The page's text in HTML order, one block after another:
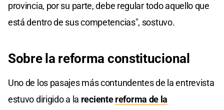
provincia, por su parte, debe regular todo aquello que
está dentro de sus competencias", sostuvo.
Sobre la reforma constitucional
Uno de los pasajes más contundentes de la entrevista
estuvo dirigido a la recientereforma de la